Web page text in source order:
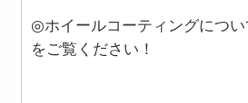
◎ホイールコーティングにつ
をご覧ください！